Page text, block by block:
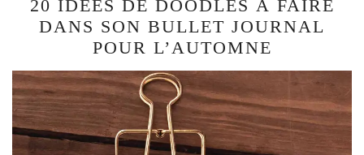
20 IDÉES DE DOODLES À FAIRE
DANS SON BULLET JOURNAL
POUR L’AUTOMNE